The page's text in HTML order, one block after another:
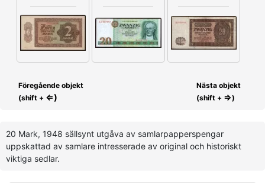
Föregående objekt
(shift + ⇐)
Nästa objekt
(shift + ⇒)
20 Mark, 1948 sällsynt utgåva av samlarpapperspengar
uppskattad av samlare intresserade av original och historiskt
viktiga sedlar.